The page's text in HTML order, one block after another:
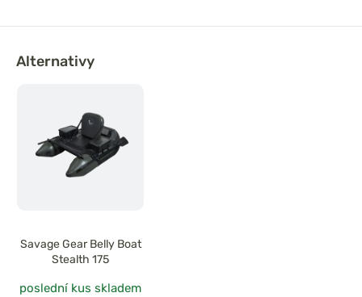
Alternativy
Savage Gear Belly Boat
Stealth 175
poslední kus skladem